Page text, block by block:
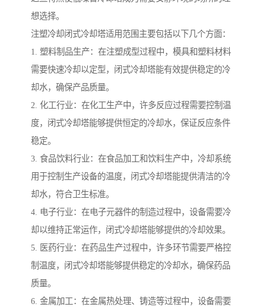
想选择。
注塑冷却闭式冷却塔适用范围主要包括以下几个方面：
1. 塑料制品生产：在注塑成型过程中，模具和塑料材料
需要快速冷却以定型，闭式冷却塔能有效提供稳定的冷
却水，确保产品质量。
2. 化工行业：在化工生产中，许多反应过程需要控制温
度，闭式冷却塔能够提供恒定的冷却水，保证反应条件
稳定。
3. 食品饮料行业：在食品加工和饮料生产中，冷却系统
用于控制生产设备的温度，闭式冷却塔能提供清洁的冷
却水，符合卫生标准。
4. 电子行业：在电子元器件的制造过程中，设备需要冷
却以维持正常运作，闭式冷却塔能够提供的冷却效果。
5. 医药行业：在药品生产过程中，许多环节需要严格控
制温度，闭式冷却塔能够提供稳定的冷却水，确保药品
质量。
6. 金属加工：在金属热处理、铸造等过程中，设备需要